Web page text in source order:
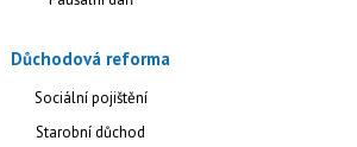
Důchodová reforma
Sociální pojištění
Starobní důchod